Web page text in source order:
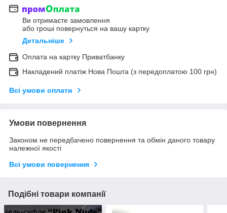
Ви отримаєте замовлення
або гроші повернуться на вашу картку
Детальніше
Оплата на картку Приватбанку
Накладений платіж Нова Пошта (з передоплатою 100 грн)
Всі умови оплати
Умови повернення
Законом не передбачено повернення та обмін даного товару
належної якості
Всі умови повернення
Подібні товари компанії